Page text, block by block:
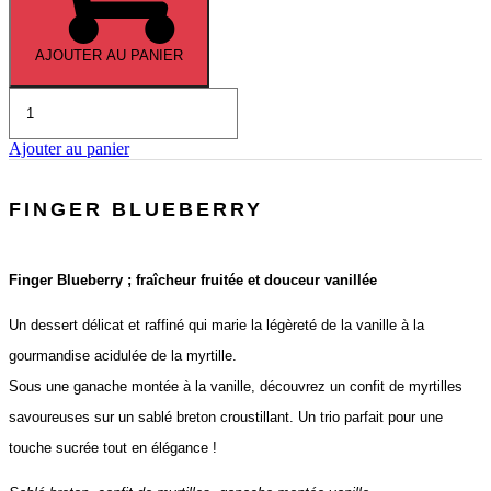
AJOUTER AU PANIER
La
Tahitienne
Ajouter au panier
FINGER BLUEBERRY
Finger Blueberry ; fraîcheur fruitée et douceur vanillée
Un dessert délicat et raffiné qui marie la légèreté de la vanille à la
gourmandise acidulée de la myrtille.
Sous une ganache montée à la vanille, découvrez un confit de myrtilles
savoureuses sur un sablé breton croustillant. Un trio parfait pour une
touche sucrée tout en élégance !